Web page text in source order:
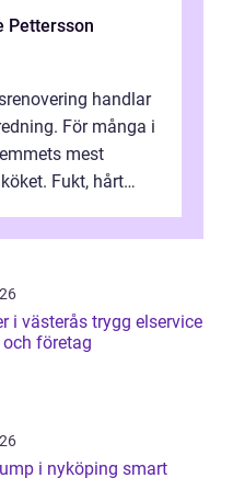
Pettersson
handlar
För många i
mest
Fukt, hårt
trygg elservice
företag
i nyköping smart